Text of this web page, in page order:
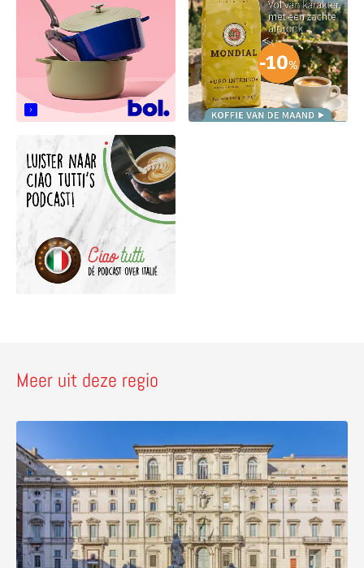
Meer uit deze regio